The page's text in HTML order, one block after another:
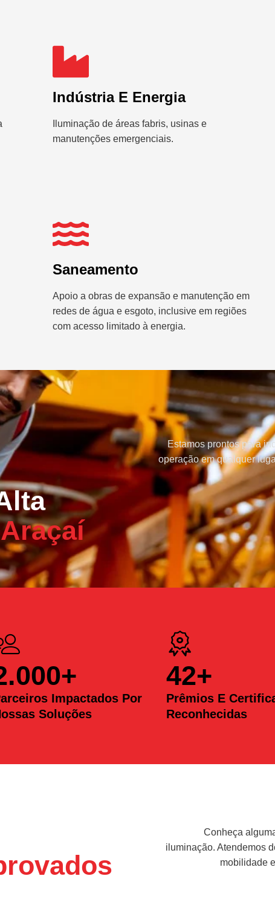
Indústria E Energia
Iluminação de áreas fabris, usinas e
manutenções emergenciais.
Saneamento
Apoio a obras de expansão e manutenção em
redes de água e esgoto, inclusive em regiões
com acesso limitado à energia.
Araçaí
Estamos prontos para
operação em qualquer
Impactados Por
Soluções
+
Prêmios E
Reconhecidas
42+
Conheça
iluminação. Atendemos
mobilidade